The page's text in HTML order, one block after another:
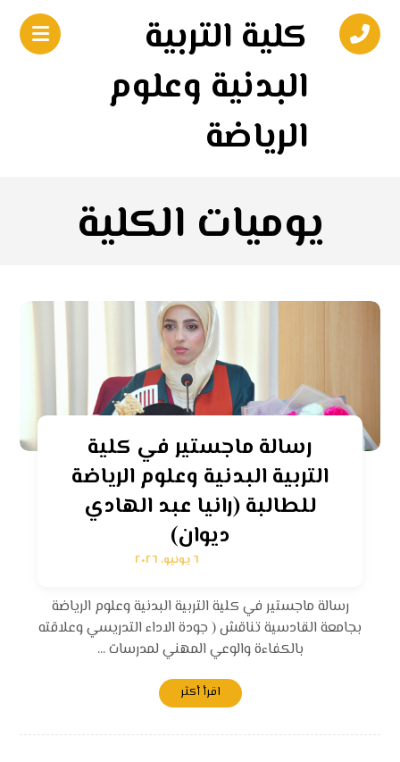
كلية التربية
البدنية وعلوم
الرياضة
يوميات الكلية
رسالة ماجستير في كلية
التربية البدنية وعلوم الرياضة
للطالبة (رانيا عبد الهادي
ديوان)
٦ يونيو، ٢٠٢٦
رسالة ماجستير في كلية التربية البدنية وعلوم الرياضة
بجامعة القادسية تناقش ( جودة الاداء التدريسي وعلاقته
بالكفاءة والوعي المهني لمدرسات ...
اقرأ أكثر